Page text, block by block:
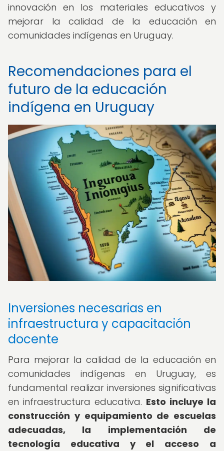
innovación en los materiales educativos y
mejorar la calidad de la educación en
comunidades indígenas en Uruguay.
Recomendaciones para el
futuro de la educación
indígena en Uruguay
Inversiones necesarias en
infraestructura y capacitación
docente
Para mejorar la calidad de la educación en
comunidades indígenas en Uruguay, es
fundamental realizar inversiones significativas
en infraestructura educativa. Esto incluye la
construcción y equipamiento de escuelas
adecuadas, la implementación de
tecnología educativa y el acceso a